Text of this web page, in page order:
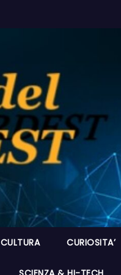
CULTURA CURIOSITA’